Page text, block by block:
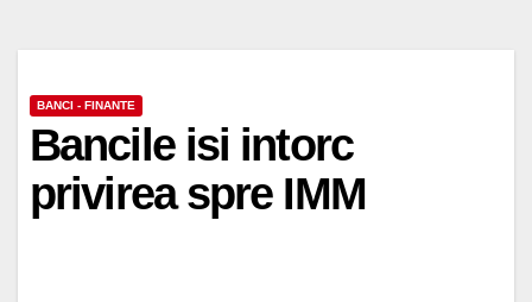
BANCI - FINANTE
Bancile isi intorc
privirea spre IMM